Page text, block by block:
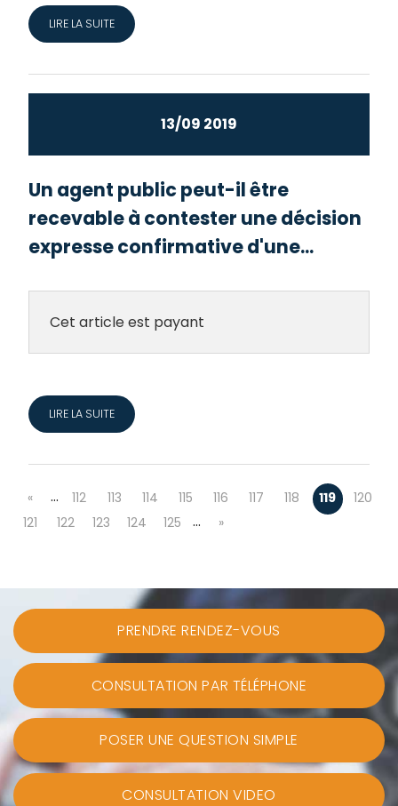
LIRE LA SUITE
13/09 2019
Un agent public peut-il être
recevable à contester une décision
expresse confirmative d'une...
Cet article est payant
LIRE LA SUITE
« … 112 113 114 115 116 117 118 119
120
121
122 123 124 125 … »
PRENDRE RENDEZ-VOUS
CONSULTATION PAR TÉLÉPHONE
POSER UNE QUESTION SIMPLE
CONSULTATION VIDEO